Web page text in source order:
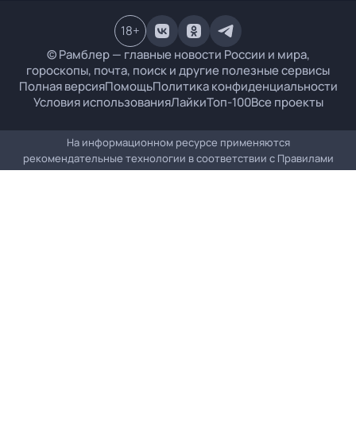
© Рамблер — главные новости России и мира,
гороскопы, почта, поиск и другие полезные сервисы
Полная версияПомощьПолитика конфиденциальности
Условия использованияЛайкиТоп-100Все проекты
18+
На информационном ресурсе применяются
рекомендательные технологии в соответствии с Правилами